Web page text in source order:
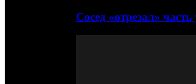
Сосед «отрезал»